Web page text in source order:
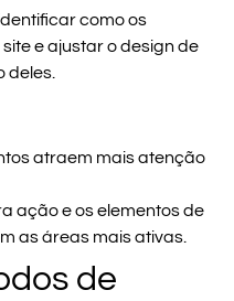
como os
e ajustar o design de
deles.
atraem mais atenção
ação e os elementos de
as áreas mais ativas.
de